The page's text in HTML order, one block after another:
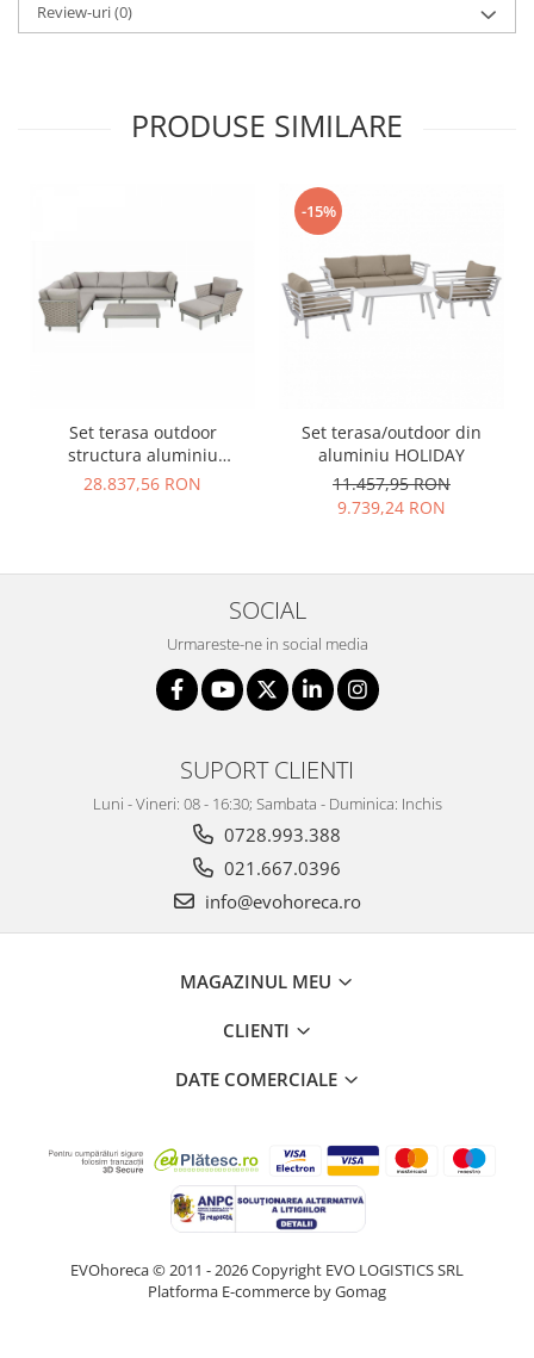
Review-uri(0)
PRODUSE SIMILARE
Set terasa outdoor
structura aluminiu
impletitura acrylica cu
28.837,56 RON
-15%
Set terasa/outdoor din
aluminiu HOLIDAY
11.457,95 RON
9.739,24 RON
SOCIAL
Urmareste-ne in social media
SUPORT CLIENTI
Luni - Vineri: 08 - 16:30; Sambata - Duminica: Inchis
0728.993.388
021.667.0396
info@evohoreca.ro
MAGAZINUL MEU
CLIENTI
DATE COMERCIALE
EVOhoreca © 2011 - 2026 Copyright EVO LOGISTICS SRL
Platforma E-commerce by Gomag